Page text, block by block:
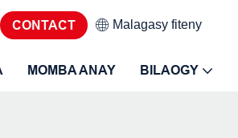
CONTACT Malagasy fiteny
MOMBA ANAY BILAOGY